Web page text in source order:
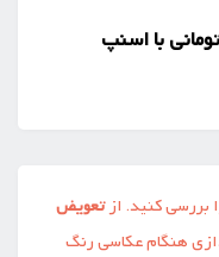
ماهانه 56,500 تومانی با اسنپ
بررسی کنید. ازتعویض
هنگام عکاسی رنگ